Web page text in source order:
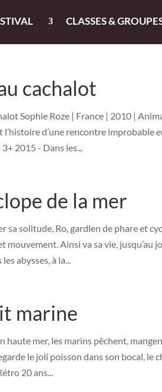
CLASSES &
cachalot
Sophie Roze | France | 2010 |
l’histoire d’une rencontre improbable
2015 - Dans les...
de la mer
sa solitude, Ro, gardien de phare et
mouvement. Ainsi va sa vie, jusqu’au
abysses, à la...
marine
haute mer, les marins pêchent,
le joli poisson dans son bocal, le
20 ans...